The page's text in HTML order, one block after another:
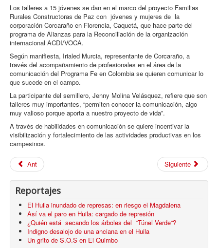
Los talleres a 15 jóvenes se dan en el marco del proyecto Familias
Rurales Constructoras de Paz con jóvenes y mujeres de la
corporación Corcaraño en Florencia, Caquetá, que hace parte del
programa de Alianzas para la Reconciliación de la organización
internacional ACDI/VOCA.
Según manifiesta, Irialed Murcia, representante de Corcaraño, a
través del acompañamiento de profesionales en el área de la
comunicación del Programa Fe en Colombia se quieren comunicar lo
que sucede en el campo.
La participante del semillero, Jenny Molina Velásquez, refiere que son
talleres muy importantes, “permiten conocer la comunicación, algo
muy valioso porque aporta a nuestro proyecto de vida”.
A través de habilidades en comunicación se quiere incentivar la
visibilización y fortalecimiento de las actividades productivas en los
campesinos.
Ant Siguiente
Reportajes
El Huila inundado de represas: en riesgo el Magdalena
Así va el paro en Huila: cargado de represión
¿Quién está secando los árboles del “Túnel Verde”?
Indigno desalojo de una anciana en el Huila
Un grito de S.O.S en El Quimbo